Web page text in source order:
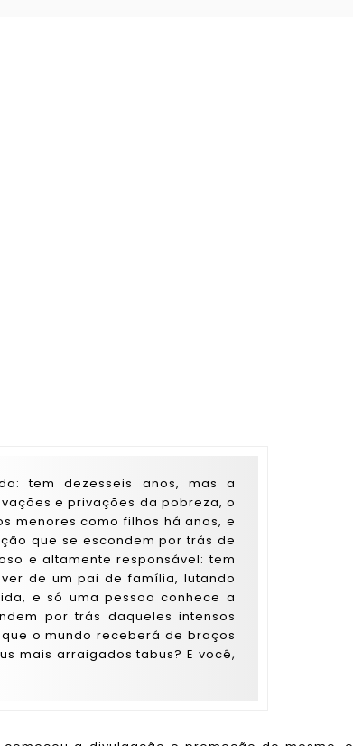
tem dezesseis anos, mas a
e privações da pobreza, o
menores como filhos há anos, e
que se escondem por trás de
e altamente responsável: tem
de um pai de família, lutando
e só uma pessoa conhece a
por trás daqueles intensos
o mundo receberá de braços
mais arraigados tabus? E você,